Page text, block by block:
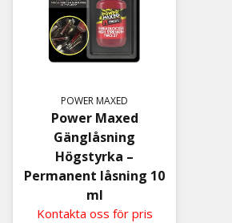
POWER MAXED
Power Maxed
Gänglåsning
Högstyrka –
Permanent låsning 10
ml
Kontakta oss för pris